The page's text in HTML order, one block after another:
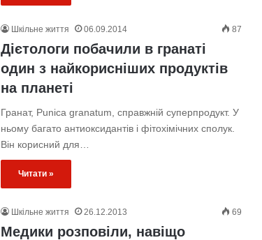
Шкільне життя 06.09.2014 87
Дієтологи побачили в гранаті
один з найкорисніших продуктів
на планеті
Гранат, Punica granatum, справжній суперпродукт. У
ньому багато антиоксидантів і фітохімічних сполук.
Він корисний для…
Читати »
Шкільне життя 26.12.2013 69
Медики розповіли, навіщо